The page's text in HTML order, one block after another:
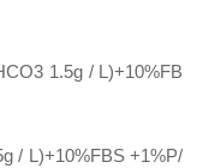
1.5g / L)+10%FB
/ L)+10%FBS +1%P/